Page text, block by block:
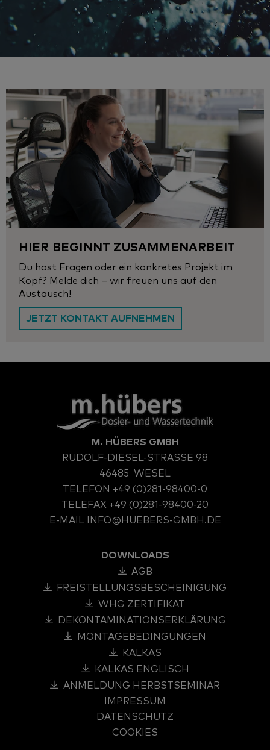
HIER BEGINNT ZUSAMMENARBEIT
Du hast Fragen oder ein konkretes Projekt im
Kopf? Melde dich – wir freuen uns auf den
Austausch!
JETZT KONTAKT AUFNEHMEN
DOWNLOADS
AGB
FREISTELLUNGSBESCHEINIGUNG
WHG ZERTIFIKAT
DEKONTAMINATIONSERKLÄRUNG
MONTAGEBEDINGUNGEN
KALKAS
KALKAS ENGLISCH
ANMELDUNG HERBSTSEMINAR
M. HÜBERS GMBH
RUDOLF-DIESEL-STRASSE 98
46485
WESEL
TELEFON +49 (0)281-98400-0
TELEFAX +49 (0)281-98400-20
E-MAIL
INFO@HUEBERS-GMBH.DE
IMPRESSUM
DATENSCHUTZ
COOKIES